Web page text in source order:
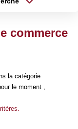
commerce
la catégorie
le moment ,